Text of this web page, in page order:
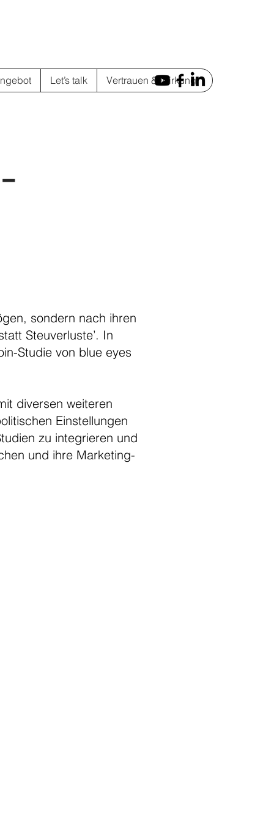
Let’s talk Vertrauen & Wirkung
sondern nach ihren
Steuverluste’. In
Studie von blue eyes
diversen weiteren
Einstellungen
zu integrieren und
und ihre Marketing-